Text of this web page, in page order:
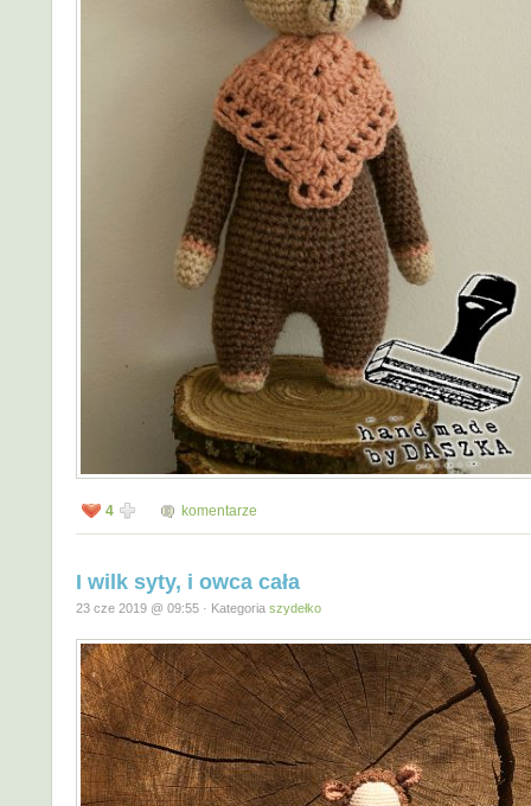
4 komentarze
I wilk syty, i owca cała
23 cze 2019 @ 09:55 · Kategoria szydełko